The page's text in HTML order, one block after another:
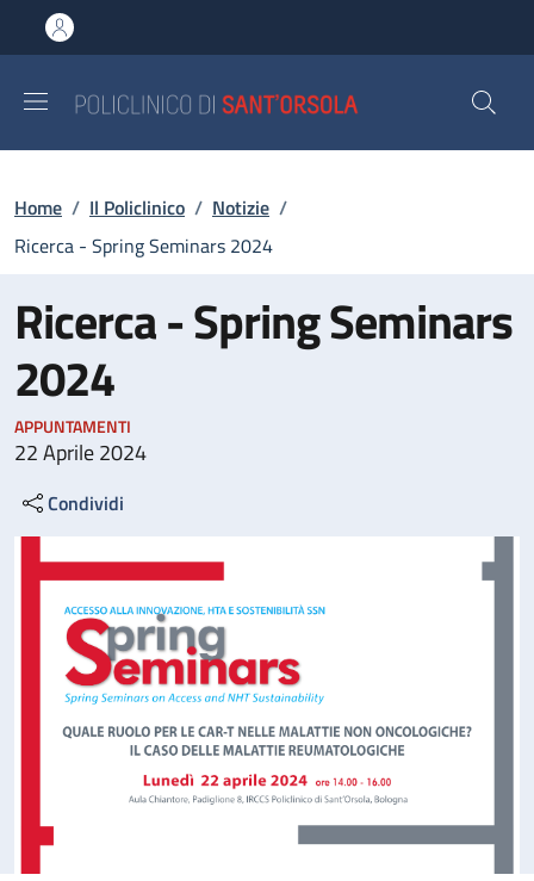
al contenuto principale
to footer content
Briciole di pane
Home / Il Policlinico / Notizie /
Ricerca - Spring Seminars 2024
Ricerca - Spring Seminars
2024
APPUNTAMENTI
22 Aprile 2024
Condividi